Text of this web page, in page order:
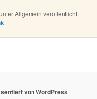
unter Allgemein veröffentlicht.
.
von WordPress